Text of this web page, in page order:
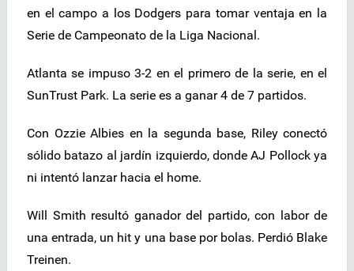
en el campo a los Dodgers para tomar ventaja en la
Serie de Campeonato de la Liga Nacional.
Atlanta se impuso 3-2 en el primero de la serie, en el
SunTrust Park. La serie es a ganar 4 de 7 partidos.
Con Ozzie Albies en la segunda base, Riley conectó
sólido batazo al jardín izquierdo, donde AJ Pollock ya
ni intentó lanzar hacia el home.
Will Smith resultó ganador del partido, con labor de
una entrada, un hit y una base por bolas. Perdió Blake
Treinen.